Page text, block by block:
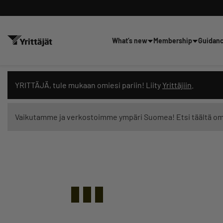
What’s new Membership
YRITTÄJÄ, tule mukaan omiesi pariin! Liity Yrittäjiin
Vaikutamme ja verkostoimme ympäri Suomea! Etsi täältä
Search news, content and